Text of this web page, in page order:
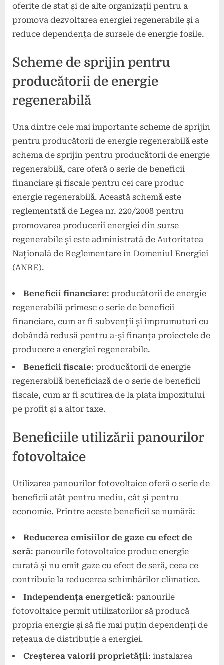
oferite de stat și de alte organizații pentru a
promova dezvoltarea energiei regenerabile și a
reduce dependența de sursele de energie fosile.
Scheme de sprijin pentru
producătorii de energie
regenerabilă
Una dintre cele mai importante scheme de sprijin
pentru producătorii de energie regenerabilă este
schema de sprijin pentru producătorii de energie
regenerabilă, care oferă o serie de beneficii
financiare și fiscale pentru cei care produc
energie regenerabilă. Această schemă este
reglementată de Legea nr. 220/2008 pentru
promovarea producerii energiei din surse
regenerabile și este administrată de Autoritatea
Națională de Reglementare în Domeniul Energiei
(ANRE).
Beneficii financiare: producătorii de energie
regenerabilă primesc o serie de beneficii
financiare, cum ar fi subvenții și împrumuturi cu
dobândă redusă pentru a-și finanța proiectele de
producere a energiei regenerabile.
Beneficii fiscale: producătorii de energie
regenerabilă beneficiază de o serie de beneficii
fiscale, cum ar fi scutirea de la plata impozitului
pe profit și a altor taxe.
Beneficiile utilizării panourilor
fotovoltaice
Utilizarea panourilor fotovoltaice oferă o serie de
beneficii atât pentru mediu, cât și pentru
economie. Printre aceste beneficii se numără:
Reducerea emisiilor de gaze cu efect de
seră: panourile fotovoltaice produc energie
curată și nu emit gaze cu efect de seră, ceea ce
contribuie la reducerea schimbărilor climatice.
Independența energetică: panourile
fotovoltaice permit utilizatorilor să producă
propria energie și să fie mai puțin dependenți de
rețeaua de distribuție a energiei.
Creșterea valorii proprietății: instalarea